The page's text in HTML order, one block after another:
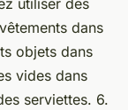
utiliser des
dans
objets dans
vides dans
serviettes. 6.